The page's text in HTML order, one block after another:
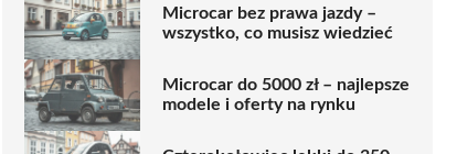
Microcar bez prawa jazdy –
wszystko, co musisz wiedzieć
Microcar do 5000 zł – najlepsze
modele i oferty na rynku